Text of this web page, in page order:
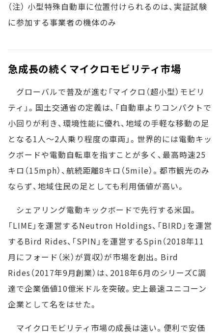
（注） 小型特殊自動車に位置付けられるのは、実証試験
に参加する事業者の機体のみ
急成長の続くマイクロモビリティ市場
グローバルで普及が進む「マイクロ（超小型）モビリ
ティ」。国土交通省の定義は、「自動車よりコンパクトで
小回りが利き、環境性能に優れ、地域の手軽な移動の足
となる1人～2人乗り程度の車両」。世界的には電動キッ
クボードや電動自転車を指すことが多く、最高時速25
キロ（15mph）、航続距離8キロ（5mile）。都市観光のみ
ならず、地域住民の足としても利用価値が高い。
シェアリング電動キックボードで先行する米国。
「LIME」を運営するNeutron Holdings、「BIRD」を運営
するBird Rides、「SPIN」を運営するSpin（2018年11
月にフォード（米）が買収）が市場を創出。Bird
Rides（2017年9月創業）は、2018年6月のシリーズC調
達で企業価値10億米ドルを突破。史上最速ユニコーン
企業として名をはせた。
マイクロモビリティ市場の成長は速い。便利で安価